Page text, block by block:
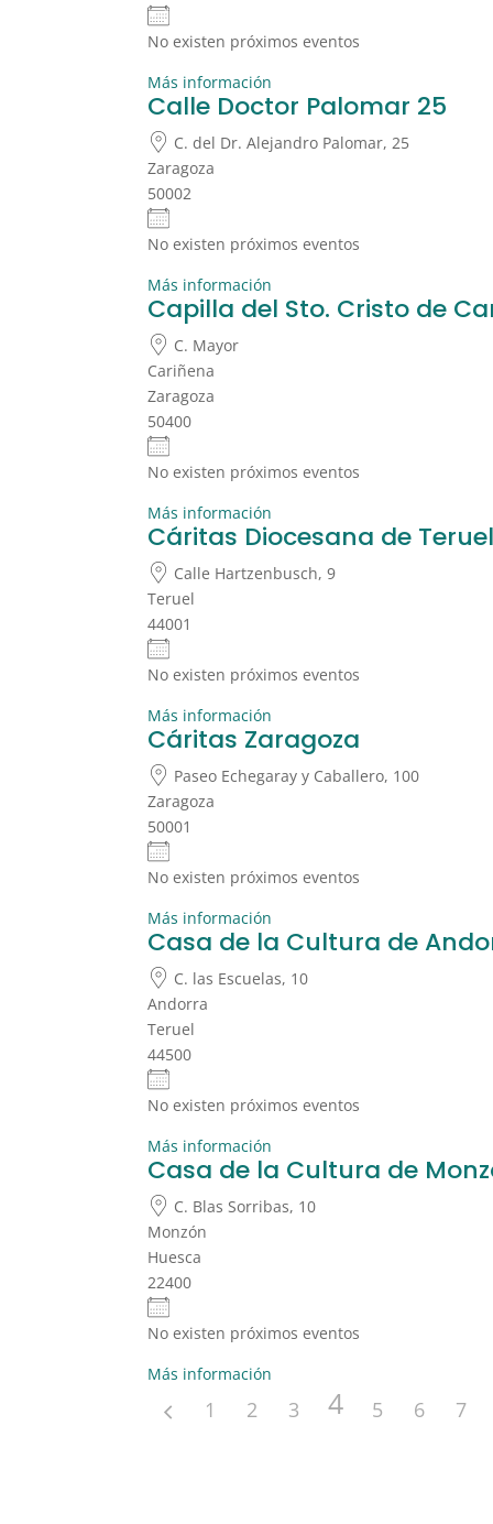
No existen próximos eventos
Más información
Calle Doctor Palomar 25
C. del Dr. Alejandro Palomar, 25
Zaragoza
50002
No existen próximos eventos
Más información
Capilla del Sto. Cristo de
C. Mayor
Cariñena
Zaragoza
50400
No existen próximos eventos
Más información
Cáritas Diocesana de
Calle Hartzenbusch, 9
Teruel
44001
No existen próximos eventos
Más información
Cáritas Zaragoza
Paseo Echegaray y Caballero, 100
Zaragoza
50001
No existen próximos eventos
Más información
Casa de la Cultura de
C. las Escuelas, 10
Andorra
Teruel
44500
No existen próximos eventos
Más información
Casa de la Cultura de
C. Blas Sorribas, 10
Monzón
Huesca
22400
No existen próximos eventos
Más información
1 2 3 4 5 6 7